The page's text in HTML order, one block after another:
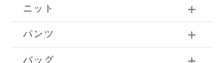
ニット
パンツ
バッグ